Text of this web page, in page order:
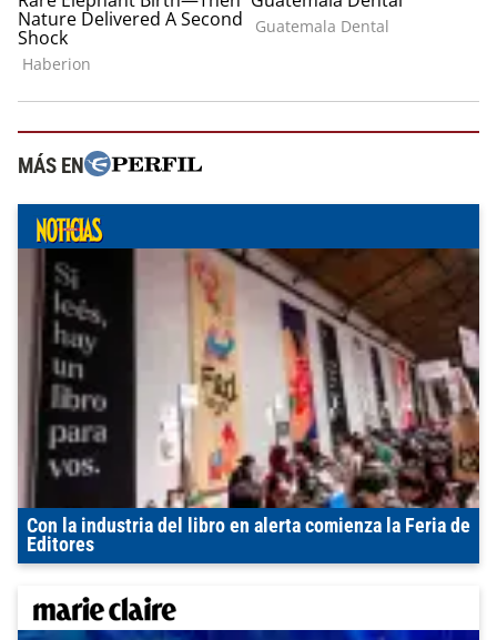
MÁS EN
Con la industria del libro en alerta comienza la Feria de
Editores